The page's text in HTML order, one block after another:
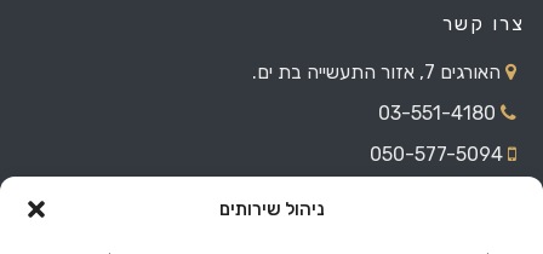
ניהול שירותים
צרו קשר
האורגים 7, אזור התעשייה בת ים.